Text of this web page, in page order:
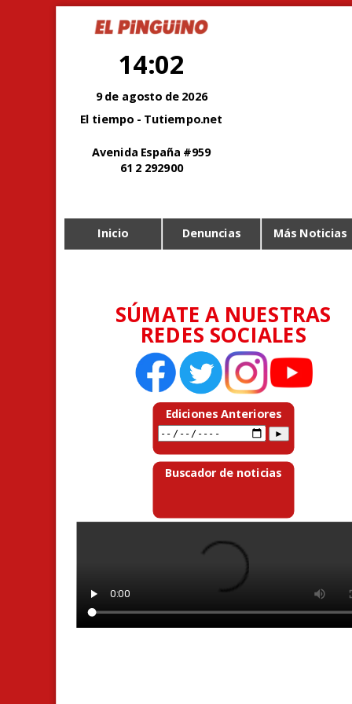
14:02
9 de agosto de 2026
El tiempo - Tutiempo.net
Avenida España #959
61 2 292900
Inicio Denuncias Más Noticias
SÚMATE A NUESTRAS
REDES SOCIALES
Ediciones Anteriores
Buscador de noticias